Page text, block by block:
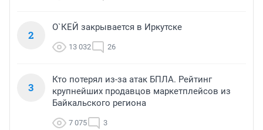
2
О`КЕЙ закрывается в Иркутске
13 032 26
3
Кто потерял из-за атак БПЛА. Рейтинг
крупнейших продавцов маркетплейсов из
Байкальского региона
7 075 3